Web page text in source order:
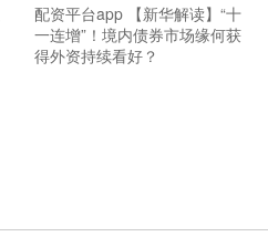
配资平台app 【新华解读】“十
一连增”！境内债券市场缘何获
得外资持续看好？